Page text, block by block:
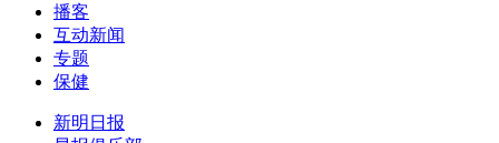
播客
互动新闻
专题
保健
新明日报